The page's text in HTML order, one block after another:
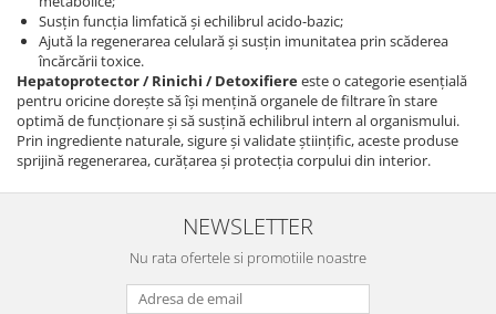
Susțin funcția limfatică și echilibrul acido-bazic;
Ajută la regenerarea celulară și susțin imunitatea prin scăderea
încărcării toxice.
Hepatoprotector / Rinichi / Detoxifiereeste o categorie esențială
pentru oricine dorește să își mențină organele de filtrare în stare
optimă de funcționare și să susțină echilibrul intern al organismului.
Prin ingrediente naturale, sigure și validate științific, aceste produse
sprijină regenerarea, curățarea și protecția corpului din interior.
NEWSLETTER
Nu rata ofertele si promotiile noastre